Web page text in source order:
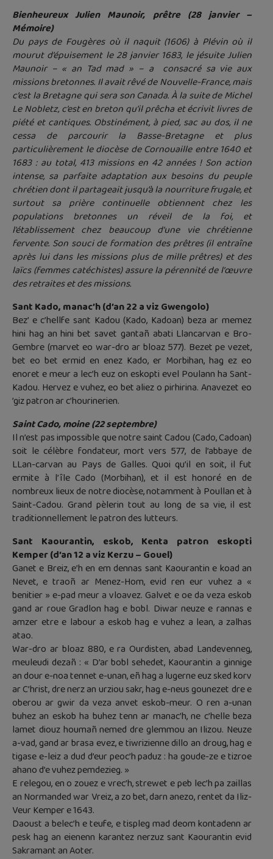
Bienheureux Julien Maunoir, prêtre (28 janvier –
Mémoire)
Du pays de Fougères où il naquit (1606) à Plévin où il
mourut d’épuisement le 28 janvier 1683, le jésuite Julien
Maunoir – « an Tad mad » – a consacré sa vie aux
missions bretonnes. Il avait rêvé de Nouvelle-France, mais
c’est la Bretagne qui sera son Canada. À la suite de Michel
Le Nobletz, c’est en breton qu’il prêcha et écrivit livres de
piété et cantiques. Obstinément, à pied, sac au dos, il ne
cessa de parcourir la Basse-Bretagne et plus
particulièrement le diocèse de Cornouaille entre 1640 et
1683 : au total, 413 missions en 42 années ! Son action
intense, sa parfaite adaptation aux besoins du peuple
chrétien dont il partageait jusqu’à la nourriture frugale, et
surtout sa prière continuelle obtiennent chez les
populations bretonnes un réveil de la foi, et
l’établissement chez beaucoup d’une vie chrétienne
fervente. Son souci de formation des prêtres (il entraîne
après lui dans les missions plus de mille prêtres) et des
laïcs (femmes catéchistes) assure la pérennité de l’œuvre
des retraites et des missions.
Sant Kado, manac’h (d’an 22 a viz Gwengolo)
Bez’ e c’hellfe sant Kadou (Kado, Kadoan) beza ar memez
hini hag an hini bet savet gantañ abati Llancarvan e Bro-
Gembre (marvet eo war-dro ar bloaz 577). Bezet pe vezet,
bet eo bet ermid en enez Kado, er Morbihan, hag ez eo
enoret e meur a lec’h euz on eskopti evel Poulann ha Sant-
Kadou. Hervez e vuhez, eo bet aliez o pirhirina. Anavezet eo
’giz patron ar c’hourinerien.
Saint Cado, moine (22 septembre)
Il n’est pas impossible que notre saint Cadou (Cado, Cadoan)
soit le célèbre fondateur, mort vers 577, de l’abbaye de
LLan-carvan au Pays de Galles. Quoi qu’il en soit, il fut
ermite à l’île Cado (Morbihan), et il est honoré en de
nombreux lieux de notre diocèse, notamment à Poullan et à
Saint-Cadou. Grand pèlerin tout au long de sa vie, il est
traditionnellement le patron des lutteurs.
Sant Kaourantin, eskob, Kenta patron eskopti
Kemper (d’an 12 a viz Kerzu – Gouel)
Ganet e Breiz, e’h en em dennas sant Kaourantin e koad an
Nevet, e traoñ ar Menez-Hom, evid ren eur vuhez a «
benitier » e-pad meur a vloavez. Galvet e oe da veza eskob
gand ar roue Gradlon hag e bobl. Diwar neuze e rannas e
amzer etre e labour a eskob hag e vuhez a lean, a zalhas
atao.
War-dro ar bloaz 880, e ra Ourdisten, abad Landevenneg,
meuleudi dezañ : « D’ar bobl sehedet, Kaourantin a ginnige
an dour e-noa tennet e-unan, eñ hag a lugerne euz sked korv
ar C’hrist, dre nerz an urziou sakr, hag e-neus gounezet dre e
oberou ar gwir da veza anvet eskob-meur. O ren a-unan
buhez an eskob ha buhez tenn ar manac’h, ne c’helle beza
lamet diouz houmañ nemed dre glemmou an Ilizou. Neuze
a-vad, gand ar brasa evez, e tiwrizienne dillo an droug, hag e
tigase e-leiz a dud d’eur peoc’h paduz : ha goude-ze e tizroe
ahano d’e vuhez pemdezieg. »
E relegou, en o zouez e vrec’h, strewet e peb lec’h pa zaillas
an Normanded war Vreiz, a zo bet, darn anezo, rentet da Iliz-
Veur Kemper e 1643.
Daoust a belec’h e teufe, e tispleg mad deom kontadenn ar
pesk hag an eienenn karantez nerzuz sant Kaourantin evid
Sakramant an Aoter.